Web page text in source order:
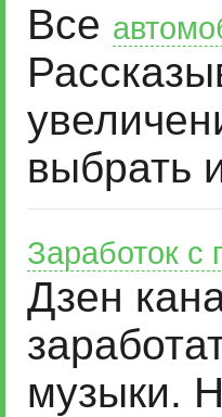
Все
выбрать
Заработок
Дзен
музыки.